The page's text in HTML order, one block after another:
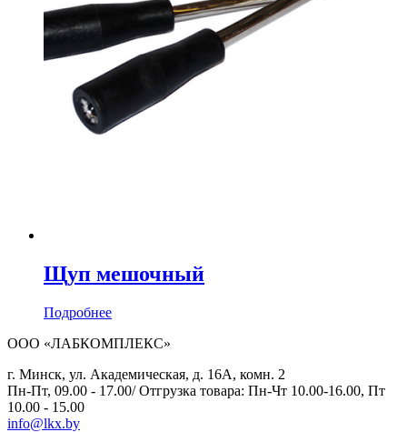
Щуп мешочный
Подробнее
ООО «ЛАБКОМПЛЕКС»
г. Минск, ул. Академическая, д. 16А, комн. 2
Пн-Пт, 09.00 - 17.00/ Отгрузка товара: Пн-Чт 10.00-16.00, Пт
10.00 - 15.00
info@lkx.by